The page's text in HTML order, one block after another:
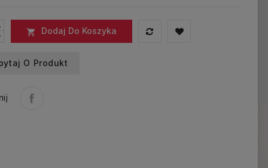
 Dodaj Do Koszyka
O Produkt